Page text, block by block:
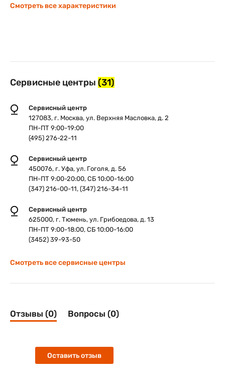
Смотреть все характеристики
Сервисные центры (31)
Сервисный центр
127083, г. Москва, ул. Верхняя Масловка, д. 2
ПН-ПТ 9:00-19:00
(495) 276-22-11
Сервисный центр
450076, г. Уфа, ул. Гоголя, д. 56
ПН-ПТ 9:00-20:00, СБ 10:00-16:00
(347) 216-00-11, (347) 216-34-11
Сервисный центр
625000, г. Тюмень, ул. Грибоедова, д. 13
ПН-ПТ 9:00-18:00, СБ 10:00-16:00
(3452) 39-93-50
Смотреть все сервисные центры
Отзывы (0) Вопросы (0)
Оставить отзыв